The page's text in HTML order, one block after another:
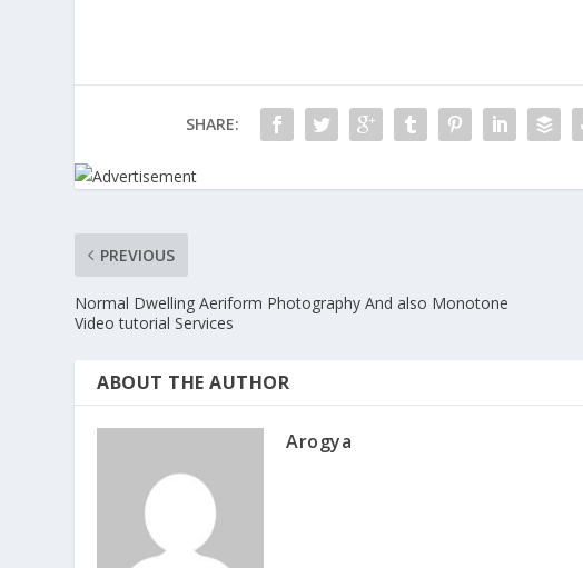
SHARE:
PREVIOUS
Normal Dwelling Aeriform Photography And also Monotone
Video tutorial Services
ABOUT THE AUTHOR
Arogya